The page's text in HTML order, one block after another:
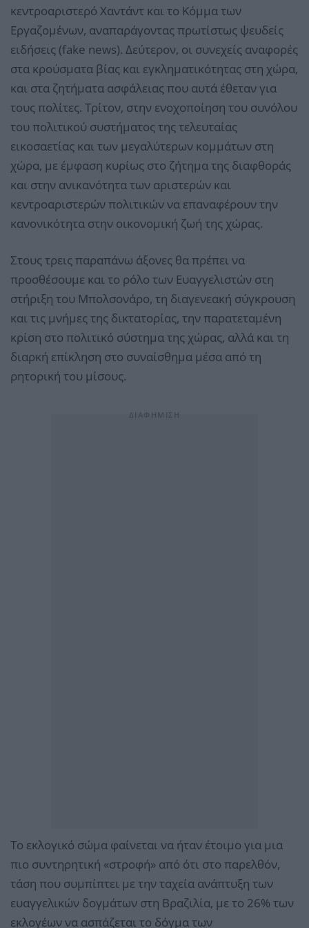
κεντροαριστερό Χαντάντ και το Κόμμα των
Εργαζομένων, αναπαράγοντας πρωτίστως ψευδείς
ειδήσεις (fake news). Δεύτερον, οι συνεχείς αναφορές
στα κρούσματα βίας και εγκληματικότητας στη χώρα,
και στα ζητήματα ασφάλειας που αυτά έθεταν για
τους πολίτες. Τρίτον, στην ενοχοποίηση του συνόλου
του πολιτικού συστήματος της τελευταίας
εικοσαετίας και των μεγαλύτερων κομμάτων στη
χώρα, με έμφαση κυρίως στο ζήτημα της διαφθοράς
και στην ανικανότητα των αριστερών και
κεντροαριστερών πολιτικών να επαναφέρουν την
κανονικότητα στην οικονομική ζωή της χώρας.
Στους τρεις παραπάνω άξονες θα πρέπει να
προσθέσουμε και το ρόλο των Ευαγγελιστών στη
στήριξη του Μπολσονάρο, τη διαγενεακή σύγκρουση
και τις μνήμες της δικτατορίας, την παρατεταμένη
κρίση στο πολιτικό σύστημα της χώρας, αλλά και τη
διαρκή επίκληση στο συναίσθημα μέσα από τη
ρητορική του μίσους.
Το εκλογικό σώμα φαίνεται να ήταν έτοιμο για μια
πιο συντηρητική «στροφή» από ότι στο παρελθόν,
τάση που συμπίπτει με την ταχεία ανάπτυξη των
ευαγγελικών δογμάτων στη Βραζιλία, με το 26% των
εκλογέων να ασπάζεται το δόγμα των